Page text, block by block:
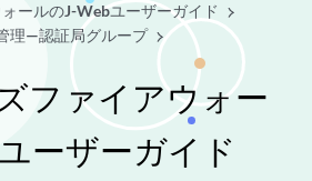
ールのJ-Webユーザーガイド
理—認証局グループ
ファイアウォー
ーザーガイド